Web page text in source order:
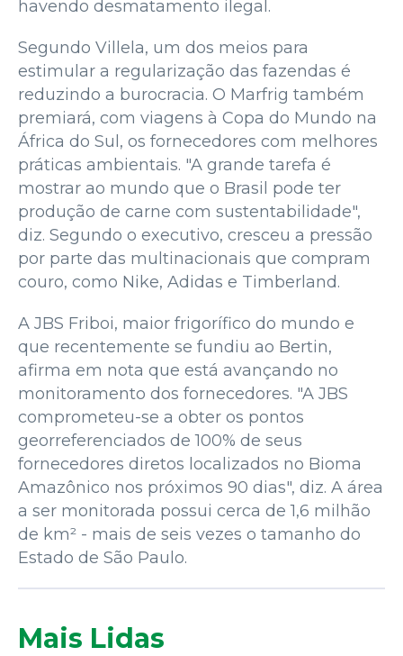
havendo desmatamento ilegal.
Segundo Villela, um dos meios para
estimular a regularização das fazendas é
reduzindo a burocracia. O Marfrig também
premiará, com viagens à Copa do Mundo na
África do Sul, os fornecedores com melhores
práticas ambientais. "A grande tarefa é
mostrar ao mundo que o Brasil pode ter
produção de carne com sustentabilidade",
diz. Segundo o executivo, cresceu a pressão
por parte das multinacionais que compram
couro, como Nike, Adidas e Timberland.
A JBS Friboi, maior frigorífico do mundo e
que recentemente se fundiu ao Bertin,
afirma em nota que está avançando no
monitoramento dos fornecedores. "A JBS
comprometeu-se a obter os pontos
georreferenciados de 100% de seus
fornecedores diretos localizados no Bioma
Amazônico nos próximos 90 dias", diz. A área
a ser monitorada possui cerca de 1,6 milhão
de km² - mais de seis vezes o tamanho do
Estado de São Paulo.
Mais Lidas